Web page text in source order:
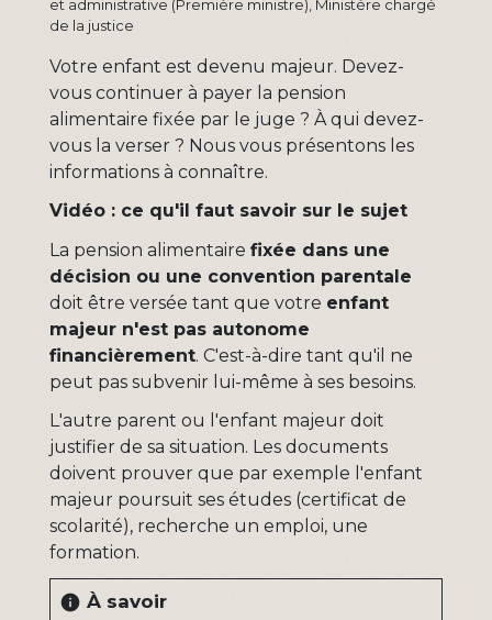
et administrative (Première ministre), Ministère chargé
de la justice
Votre enfant est devenu majeur. Devez-
vous continuer à payer la pension
alimentaire fixée par le juge ? À qui devez-
vous la verser ? Nous vous présentons les
informations à connaître.
Vidéo : ce qu'il faut savoir sur le sujet
La pension alimentaire fixée dans une
décision ou une convention parentale
doit être versée tant que votre enfant
majeur n'est pas autonome
financièrement. C'est-à-dire tant qu'il ne
peut pas subvenir lui-même à ses besoins.
L'autre parent ou l'enfant majeur doit
justifier de sa situation. Les documents
doivent prouver que par exemple l'enfant
majeur poursuit ses études (certificat de
scolarité), recherche un emploi, une
formation.
info À savoir